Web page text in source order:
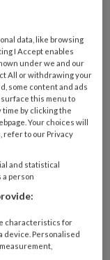
data, like browsing
I Accept enables
under we and our
All or withdrawing your
some content and ads
this menu to
by clicking the
Your choices will
refer to our Privacy
and statistical
a person
characteristics for
device. Personalised